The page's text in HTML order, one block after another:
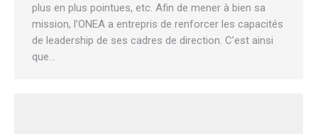
plus en plus pointues, etc. Afin de mener à bien sa
mission, l’ONEA a entrepris de renforcer les capacités
de leadership de ses cadres de direction. C’est ainsi
que…